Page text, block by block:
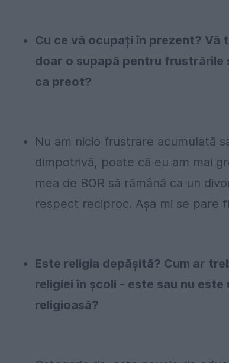
Cu ce vă ocupați în prezent?
doar o supapă pentru frustrările
ca preot?
Nu am nicio frustrare acumulată
dimpotrivă, poate că eu am mai
mea de BOR să rămână ca un
respect reciproc. Așa mi se pare
Este religia depășită? Cum ar
religiei în școli - este sau nu
religioasă?